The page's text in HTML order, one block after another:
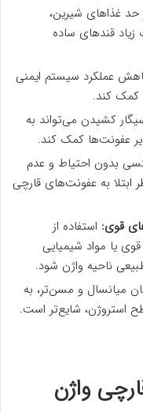
غذاهای شیرین،
قندهای ساده
عملکرد سیستم ایمنی
کمک کند.
کشیدن می‌تواند به
عفونت‌ها کمک کند.
بدون احتیاط و عدم
به عفونت‌های قارچی
قوی: استفاده از
یا مواد شیمیایی
ناحیه واژن شود.
میانسال و مسن‌تر، به
استروژن، شایع‌تر است.
واژن